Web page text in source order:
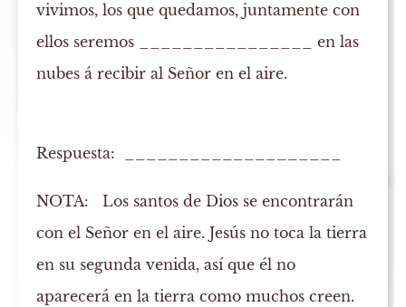
vivimos, los que quedamos, juntamente con
ellos seremos ________________ en las
nubes á recibir al Señor en el aire.
Respuesta: ____________________
NOTA: Los santos de Dios se encontrarán
con el Señor en el aire. Jesús no toca la tierra
en su segunda venida, así que él no
aparecerá en la tierra como muchos creen.